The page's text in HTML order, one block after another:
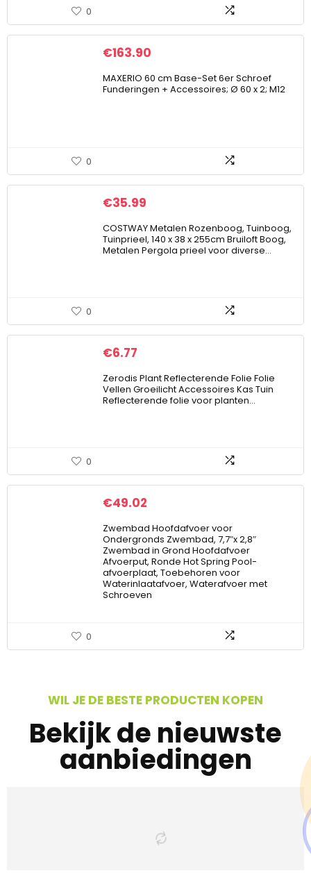
0
€163.90
MAXERIO 60 cm Base-Set 6er Schroef
Funderingen + Accessoires; Ø 60 x 2; M12
0
€35.99
COSTWAY Metalen Rozenboog, Tuinboog,
Tuinprieel, 140 x 38 x 255cm Bruiloft Boog,
Metalen Pergola prieel voor diverse…
0
€6.77
Zerodis Plant Reflecterende Folie Folie
Vellen Groeilicht Accessoires Kas Tuin
Reflecterende folie voor planten…
0
€49.02
Zwembad Hoofdafvoer voor
Ondergronds Zwembad, 7,7″x 2,8″
Zwembad in Grond Hoofdafvoer
Afvoerput, Ronde Hot Spring Pool-
afvoerplaat, Toebehoren voor
Waterinlaatafvoer, Waterafvoer met
Schroeven
0
WIL JE DE BESTE PRODUCTEN KOPEN
Bekijk de nieuwste
aanbiedingen